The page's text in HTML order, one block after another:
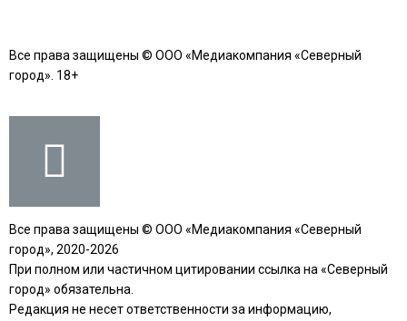
Все права защищены © ООО «Медиакомпания «Северный
город». 18+
Все права защищены © ООО «Медиакомпания «Северный
город», 2020-2026
При полном или частичном цитировании ссылка на «Северный
город» обязательна.
Редакция не несет ответственности за информацию,